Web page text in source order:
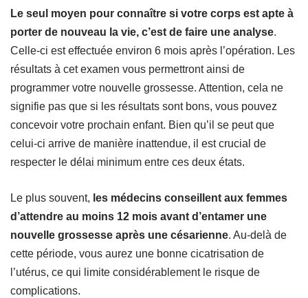
Le seul moyen pour connaître si votre corps est apte à
porter de nouveau la vie, c’est de faire une analyse
Celle-ci est effectuée environ 6 mois après l’opération. Les
résultats à cet examen vous permettront ainsi de
programmer votre nouvelle grossesse. Attention, cela ne
signifie pas que si les résultats sont bons, vous pouvez
concevoir votre prochain enfant. Bien qu’il se peut que
celui-ci arrive de manière inattendue, il est crucial de
respecter le délai minimum entre ces deux états.
Le plus souvent, les médecins conseillent aux femmes
d’attendre au moins 12 mois avant d’entamer une
nouvelle grossesse après une césarienne. Au-delà de
cette période, vous aurez une bonne cicatrisation de
l’utérus, ce qui limite considérablement le risque de
complications.